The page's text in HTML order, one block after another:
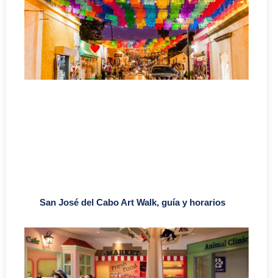
San José del Cabo Art Walk, guía y horarios